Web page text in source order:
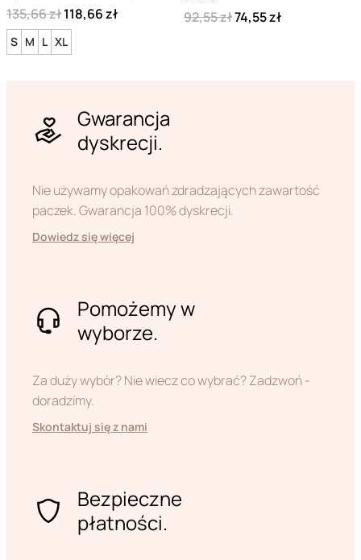
135,66 zł118,66 zł
S M L XL
92,55 zł74,55 zł
Gwarancja
dyskrecji.
Nie używamy opakowań zdradzających zawartość
paczek. Gwarancja 100% dyskrecji.
Dowiedz się więcej
Pomożemy w
wyborze.
Za duży wybór? Nie wiecz co wybrać? Zadzwoń -
doradzimy.
Skontaktuj się z nami
Bezpieczne
płatności.